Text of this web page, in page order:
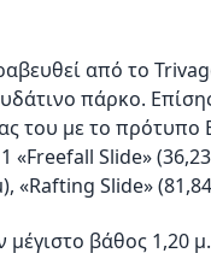
από το
πάρκο.
του με το πρότυπο
«Freefall Slide»
«Rafting Slide»
μέγιστο βάθος